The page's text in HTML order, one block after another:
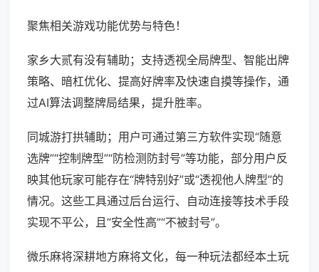
聚焦相关游戏功能优势与特色！
家乡大贰有没有辅助；支持透视全局牌型、智能出牌
策略、暗杠优化、提高好牌率及快速自摸等操作，通
过AI算法调整牌局结果，提升胜率。
同城游打拱辅助；用户可通过第三方软件实现“随意
选牌”“控制牌型”“防检测防封号”等功能，部分用户反
映其他玩家可能存在“牌特别好”或“透视他人牌型”的
情况。这些工具通过后台运行、自动连接等技术手段
实现不平公，且“安全性高”“不被封号”。
微乐麻将深耕地方麻将文化，每一种玩法都经本土玩